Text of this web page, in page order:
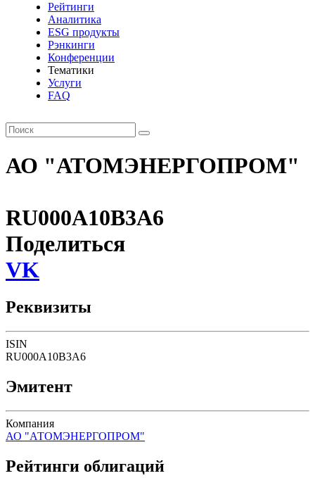
Рейтинги
Аналитика
ESG продукты
Рэнкинги
Конференции
Тематики
Услуги
FAQ
АО "АТОМЭНЕРГОПРОМ"
RU000A10B3A6
Поделиться
VK
Реквизиты
ISIN
RU000A10B3A6
Эмитент
Компания
АО "АТОМЭНЕРГОПРОМ"
Рейтинги облигаций